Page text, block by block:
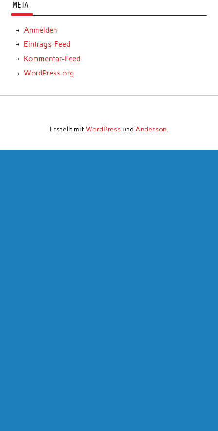
META
Anmelden
Eintrags-Feed
Kommentar-Feed
WordPress.org
Erstellt mit WordPressund Anderson.